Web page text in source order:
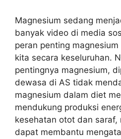
Magnesium sedang
banyak video di media
peran penting
kita secara keseluruhan.
pentingnya magnesium,
dewasa di AS tidak
magnesium dalam diet
mendukung produksi
kesehatan otot dan saraf,
dapat membantu